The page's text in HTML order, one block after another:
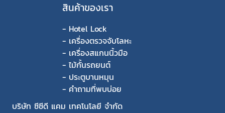
สินค้าของเรา
- Hotel Lock
- เครื่องตรวจจับโลหะ
- เครื่องสแกนนิ้วมือ
- ไม้กั้นรถยนต์
- ประตูบานหมุน
- คำถามที่พบบ่อย
บริษัท ซีซีดี แคม เทคโนโลยี จำกัด